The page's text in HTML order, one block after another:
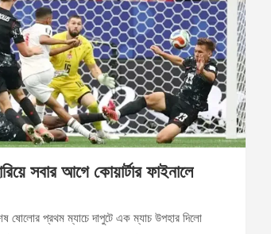
সবার আগে কোয়ার্টার ফাইনালে
ষোলোর প্রথম ম্যাচে দাপুটে এক ম্যাচ উপহার দিলো